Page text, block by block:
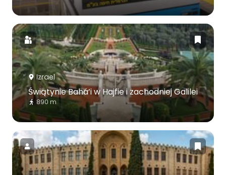
Izrael
Świątynie Bahá’i w Hajfie i zachodniej Galilei
890 m